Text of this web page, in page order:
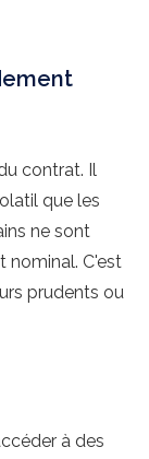
contrat. Il
que les
ne sont
nominal. C'est
prudents ou
à des